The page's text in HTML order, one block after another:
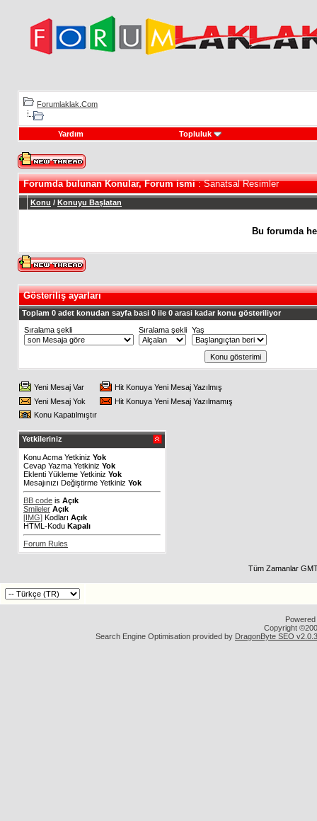
Forumlaklak.Com
Yardım Topluluk
Forumda bulunan Konular, Forum ismi: Sanatsal Resimler
Konu / Konuyu Başlatan
Bu forumda
Gösteriliş ayarları
Toplam 0 adet konudan sayfa basi 0 ile 0 arasi kadar konu gösteriliyor
Sıralama şekli
Sıralama şekli Yaş
Yeni Mesaj Var
Hit Konuya Yeni Mesaj Yazılmış
Yeni Mesaj Yok
Hit Konuya Yeni Mesaj Yazılmamış
Konu Kapatılmıştır
Yetkileriniz
Konu Acma Yetkiniz Yok
Cevap Yazma Yetkiniz Yok
Eklenti Yükleme Yetkiniz Yok
Mesajınızı Değiştirme Yetkiniz Yok
BB code is Açık
Smileler Açık
[IMG] Kodları Açık
HTML-Kodu Kapalı
Forum Rules
Tüm Zamanlar
Copyright
Search Engine Optimisation provided by DragonByte SEO